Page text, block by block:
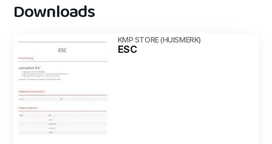
Downloads
KMP STORE (HUISMERK)
ESC